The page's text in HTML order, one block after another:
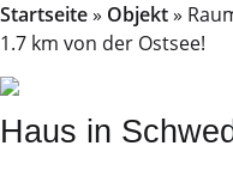
Startseite» Objekt»
1.7 km von der Ostsee!
Haus in